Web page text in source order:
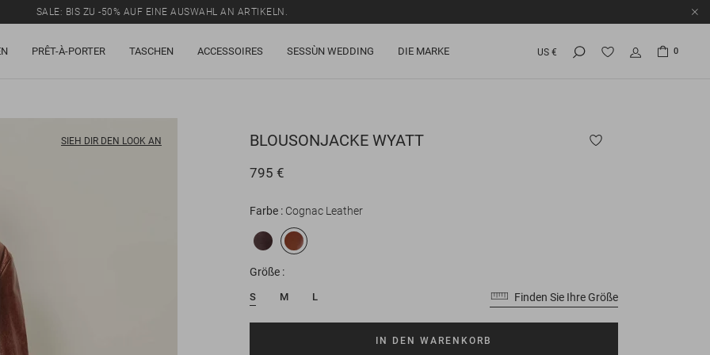
SALE: BIS ZU -50% AUF EINE AUSWAHL AN ARTIKELN.
PRÊT-À-PORTER TASCHEN ACCESSOIRES SESSÙN WEDDING DIE MARKE US € 0
SIEH DIR DEN LOOK AN BLOUSONJACKE WYATT
795 €
Farbe Cognac Leather
Größe
S M L Finden Sie Ihre Größe
IN DEN WARENKORB